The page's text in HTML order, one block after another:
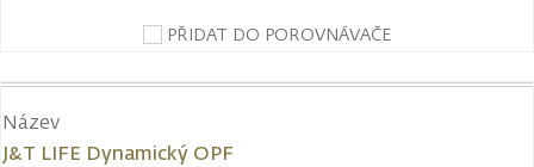
PŘIDAT DO POROVNÁVAČE
Název
J&T LIFE Dynamický OPF